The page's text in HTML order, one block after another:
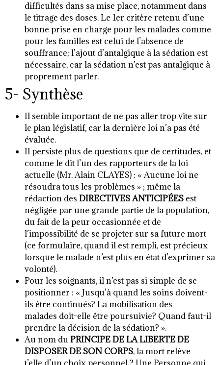
difficultés dans sa mise place, notamment dans
le titrage des doses. Le 1er critère retenu d’une
bonne prise en charge pour les malades comme
pour les familles est celui de l’absence de
souffrance; l’ajout d’antalgique à la sédation est
nécessaire, car la sédation n’est pas antalgique à
proprement parler.
5- Synthèse
Il semble important de ne pas aller trop vite sur
le plan législatif, car la dernière loi n’a pas été
évaluée.
Il persiste plus de questions que de certitudes, et
comme le dit l’un des rapporteurs de la loi
actuelle (Mr. Alain CLAYES) : « Aucune loi ne
résoudra tous les problèmes » ; même la
rédaction des DIRECTIVES ANTICIPÉES est
négligée par une grande partie de la population,
du fait de la peur occasionnée et de
l’impossibilité de se projeter sur sa future mort
(ce formulaire, quand il est rempli, est précieux
lorsque le malade n’est plus en état d’exprimer sa
volonté).
Pour les soignants, il n’est pas si simple de se
positionner : « Jusqu’à quand les soins doivent-
ils être continués? La mobilisation des
malades doit-elle être poursuivie? Quand faut-il
prendre la décision de la sédation? ».
Au nom duPRINCIPE DE LA LIBERTE DE
DISPOSER DE SON CORPS, la mort relève –